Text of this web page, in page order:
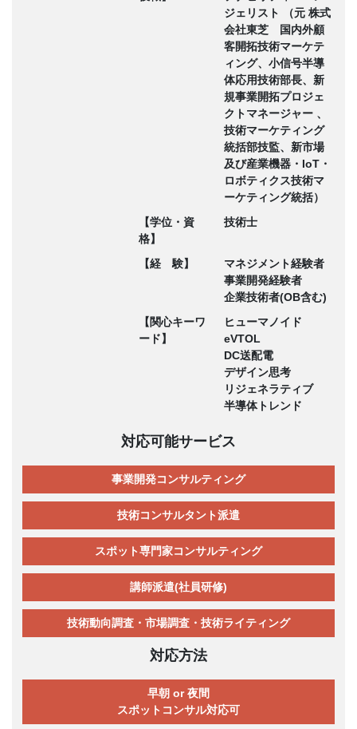
ジェリスト （元 株式
会社東芝 国内外顧
客開拓技術マーケテ
ィング、小信号半導
体応用技術部長、新
規事業開拓プロジェ
クトマネージャー 、
技術マーケティング
統括部技監、新市場
及び産業機器・IoT・
ロボティクス技術マ
ーケティング統括）
【学位・資
格】
技術士
【経 験】
マネジメント経験者
事業開発経験者
企業技術者(OB含む)
【関心キーワ
ード】
ヒューマノイド
eVTOL
DC送配電
デザイン思考
リジェネラティブ
半導体トレンド
対応可能サービス
事業開発コンサルティング
技術コンサルタント派遣
スポット専門家コンサルティング
講師派遣(社員研修)
技術動向調査・市場調査・技術ライティング
対応方法
早朝 or 夜間
スポットコンサル対応可